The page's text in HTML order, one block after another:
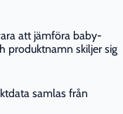
att jämföra baby-
produktnamn skiljer sig
samlas från